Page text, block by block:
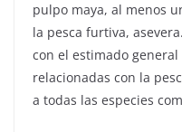
pulpo maya, al menos
la pesca furtiva,
con el estimado
relacionadas con la
a todas las especies